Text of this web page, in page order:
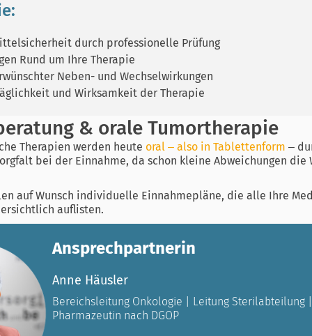
durch professionelle Prüfung
Rund um Ihre Therapie
Neben- und Wechselwirkungen
und Wirksamkeit der Therapie
& orale Tumortherapie
Therapien werden heute oral – also in Tablettenform –
bei der Einnahme, da schon kleine Abweichungen die
auf Wunsch individuelle Einnahmepläne, die alle Ihre
auflisten.
Ansprechpartnerin
Anne Häusler
Bereichsleitung Onkologie | Leitung Sterilabteilung
Pharmazeutin nach DGOP